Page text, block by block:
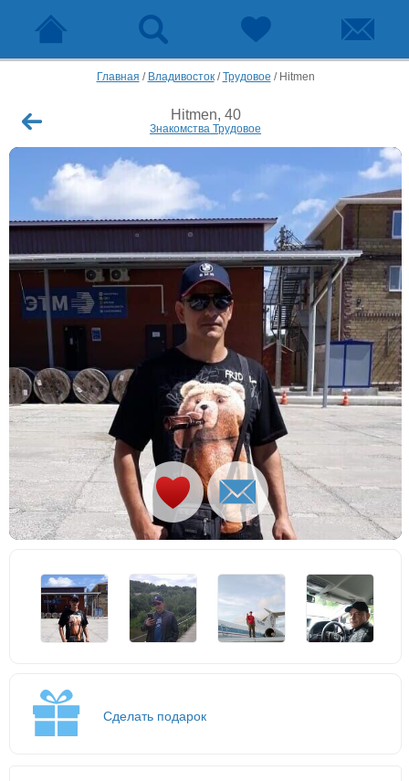
Главная / Владивосток/Трудовое / Hitmen
Hitmen, 40
Знакомства Трудовое
Сделать подарок